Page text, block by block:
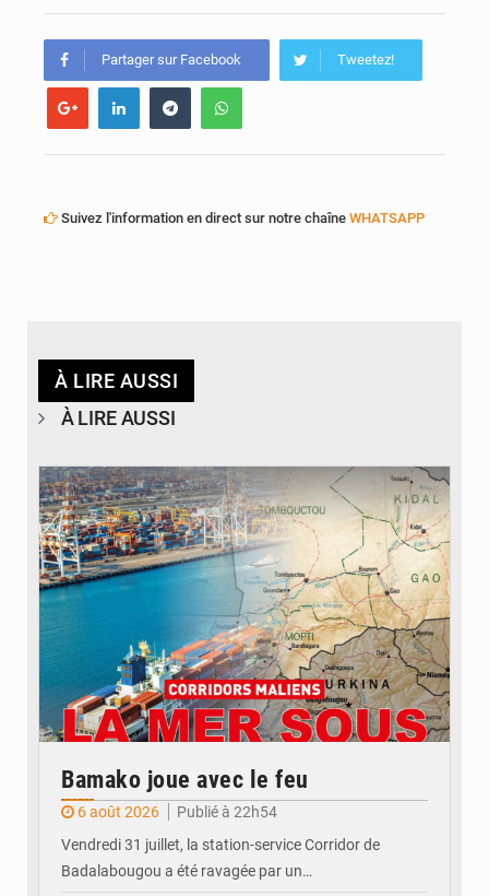
Partager sur Facebook Tweetez!
Suivez l'information en direct sur notre chaîne WHATSAPP
À LIRE AUSSI
À LIRE AUSSI
© JDM
Bamako joue avec le feu
6 août 2026
Publié à 22h54
Vendredi 31 juillet, la station-service Corridor de
Badalabougou a été ravagée par un…